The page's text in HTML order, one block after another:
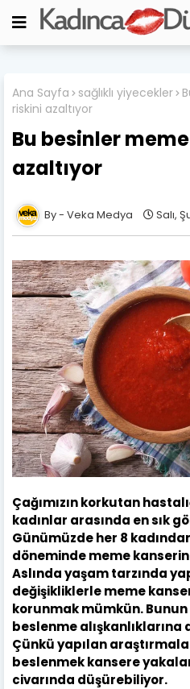
Ana Sayfa sağlıklı yiyecekler
riskini azaltıyor
Bu besinler
azaltıyor
Veka Medya Salı,
Çağımızın korkutan
kadınlar arasında en sık
Günümüzde her 8
döneminde meme
Aslında yaşam tarzında
değişikliklerle meme
korunmak mümkün.
beslenme
Çünkü yapılan
beslenmek kansere
civarında düşürebiliyor.